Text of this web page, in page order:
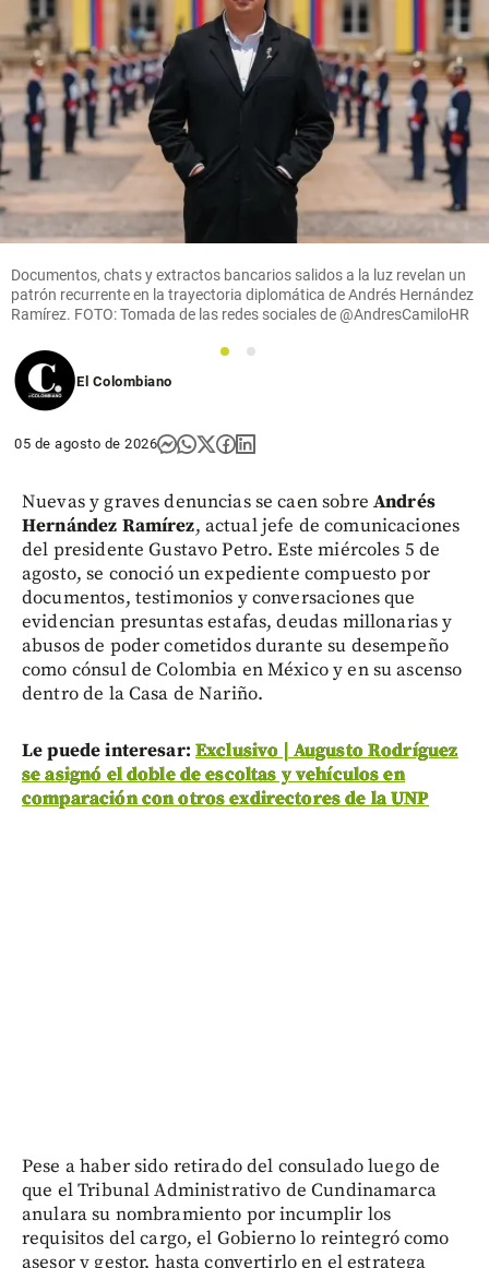
Documentos, chats y extractos bancarios salidos a la luz revelan un
patrón recurrente en la trayectoria diplomática de Andrés Hernández
Ramírez. FOTO: Tomada de las redes sociales de @AndresCamiloHR
1
2
El Colombiano
05 de agosto de 2026
Nuevas y graves denuncias se caen sobre Andrés
Hernández Ramírez, actual jefe de comunicaciones
del presidente Gustavo Petro. Este miércoles 5 de
agosto, se conoció un expediente compuesto por
documentos, testimonios y conversaciones que
evidencian presuntas estafas, deudas millonarias y
abusos de poder cometidos durante su desempeño
como cónsul de Colombia en México y en su ascenso
dentro de la Casa de Nariño.
Le puede interesar: Exclusivo | Augusto Rodríguez
se asignó el doble de escoltas y vehículos en
comparación con otros exdirectores de la UNP
Pese a haber sido retirado del consulado luego de
que el Tribunal Administrativo de Cundinamarca
anulara su nombramiento por incumplir los
requisitos del cargo, el Gobierno lo reintegró como
asesor y gestor, hasta convertirlo en el estratega